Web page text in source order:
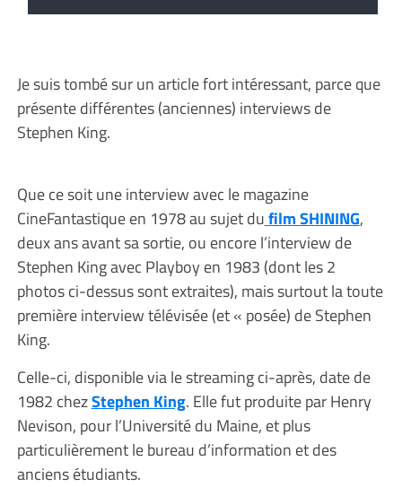
Je suis tombé sur un article fort intéressant, parce que
présente différentes (anciennes) interviews de
Stephen King.
Que ce soit une interview avec le magazine
CineFantastique en 1978 au sujet dufilm SHINING,
deux ans avant sa sortie, ou encore l’interview de
Stephen King avec Playboy en 1983 (dont les 2
photos ci-dessus sont extraites), mais surtout la toute
première interview télévisée (et « posée) de Stephen
King.
Celle-ci, disponible via le streaming ci-après, date de
1982 chezStephen King. Elle fut produite par Henry
Nevison, pour l’Université du Maine, et plus
particulièrement le bureau d’information et des
anciens étudiants.